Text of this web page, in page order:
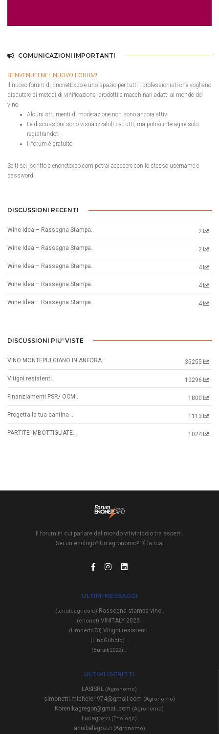
COMUNICAZIONI IMPORTANTI
BENVENUTI NEL NUOVO FORUM!
Il nuovo forum di EnonetExpo è uno spazio per tutti i professionisti che vogliano
discutere di metodi di vinificazione, prodotti e macchinari adatti al mondo del
vino.
Alcuni strumenti di moderazione non sono ancora attivi
Le discussioni sono visualizzabili da tutti, ma potrai interagire solo
registrandoti
Il forum è gratuito
Se ti sei iscritto a enonetexpo.com potrai accedere con lo stesso username e
password.
DISCUSSIONI RECENTI
Wine Idea – Rassegna Stampa.. 2
Wine Idea – Rassegna Stampa.. 2
Wine Idea – Rassegna Stampa.. 4
Wine Idea – Rassegna Stampa.. 4
Wine Idea – Rassegna Stampa.. 4
DISCUSSIONI PIU' VISTE
VINO MONTEPULCIANO IN ANFORA.. 35255
Vitigni resistenti.. 10296
Finanziamenti PSR/ OCM.. 1800
Progetta la tua cantina .. 1113
PARTITE IMBOTTIGLIATE.. 1024
Il forum in cui parlare del mondo vitivinicolo tra esperti.
Sei un enologo? Un agronomo? Dì la tua!
ULTIMI MESSAGGI
(tenuteagricole) Rassegna stampa vino..
(enonet) VINITALY 2025..
(Umberto73) Vitigni resistenti..
(LinoGubbio)
(Buratti2022)
ULTIMI ISCRITTI
LASISRL (Agronomo)
simonetti.michele1974@gmail.com (Agronomo)
Korenikagregor@gmail.com (Agronomo)
Lucagozzi (Enologo)
annibalegozzi (Agronomo)